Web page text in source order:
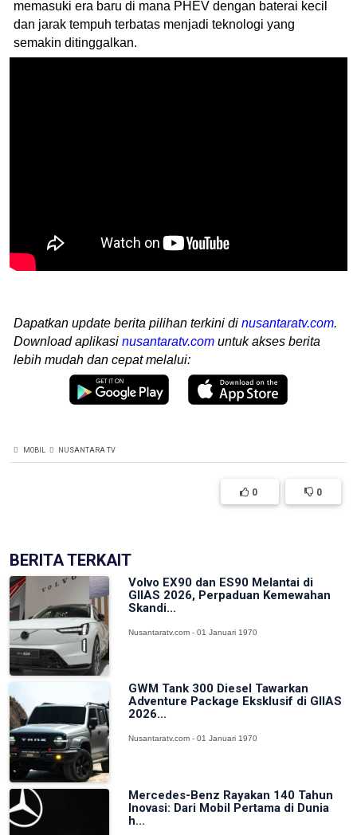
memasuki era baru di mana PHEV dengan baterai kecil
dan jarak tempuh terbatas menjadi teknologi yang
semakin ditinggalkan.
Dapatkan update berita pilihan terkini di nusantaratv.com.
Download aplikasi nusantaratv.com untuk akses berita
lebih mudah dan cepat melalui:
MOBIL NUSANTARA TV
0 0
BERITA TERKAIT
Volvo EX90 dan ES90 Melantai di
GIIAS 2026, Perpaduan Kemewahan
Skandi...
Nusantaratv.com - 01 Januari 1970
GWM Tank 300 Diesel Tawarkan
Adventure Package Eksklusif di GIIAS
2026...
Nusantaratv.com - 01 Januari 1970
Mercedes-Benz Rayakan 140 Tahun
Inovasi: Dari Mobil Pertama di Dunia
h...